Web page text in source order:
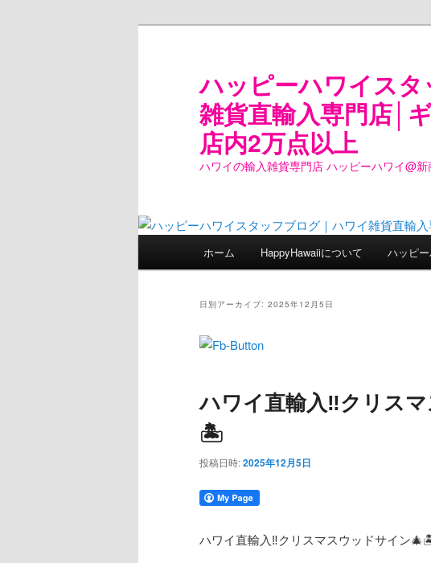
ハッピーハワイス
雑貨直輸入専門店│
店内2万点以上
ハワイの輸入雑貨専門店 ハッピーハワイ@
メ
ン
ン
サ
テ
ツ
ホーム HappyHawaiiについて ハッピ
日別アーカイブ: 2025年12月5日
ハワイ直輸入‼️クリス
🏝️
投稿日時:2025年12月5日
ハワイ直輸入‼️クリスマスウッドサイン